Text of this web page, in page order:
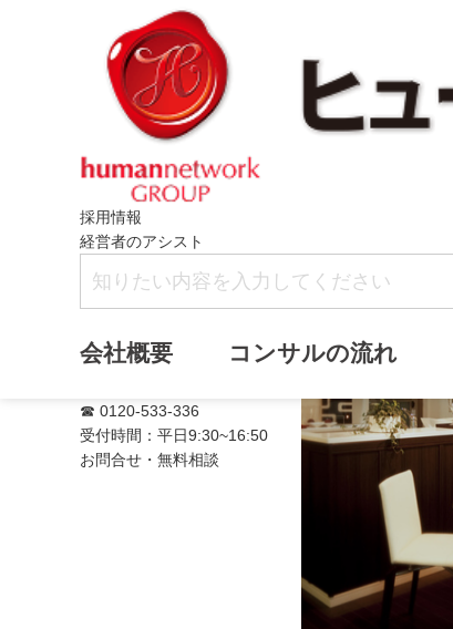
採用情報
経営者のアシスト
会社概要 コンサルの流れ
☎ 0120-533-336
受付時間：平日9:30~16:50
お問合せ・無料相談
満席